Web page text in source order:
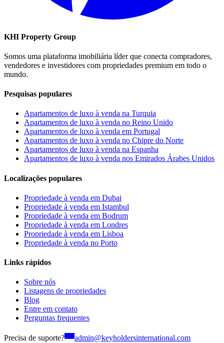
KHI Property Group
Somos uma plataforma imobiliária líder que conecta compradores,
vendedores e investidores com propriedades premium em todo o
mundo.
Pesquisas populares
Apartamentos de luxo à venda na Turquia
Apartamentos de luxo à venda no Reino Unido
Apartamentos de luxo à venda em Portugal
Apartamentos de luxo à venda no Chipre do Norte
Apartamentos de luxo à venda na Espanha
Apartamentos de luxo à venda nos Emirados Árabes Unidos
Localizações populares
Propriedade à venda em Dubai
Propriedade à venda em Istambul
Propriedade à venda em Bodrum
Propriedade à venda em Londres
Propriedade à venda em Lisboa
Propriedade à venda no Porto
Links rápidos
Sobre nós
Listagens de propriedades
Blog
Entre em contato
Perguntas frequentes
Precisa de suporte?
admin@keyholdersinternational.com